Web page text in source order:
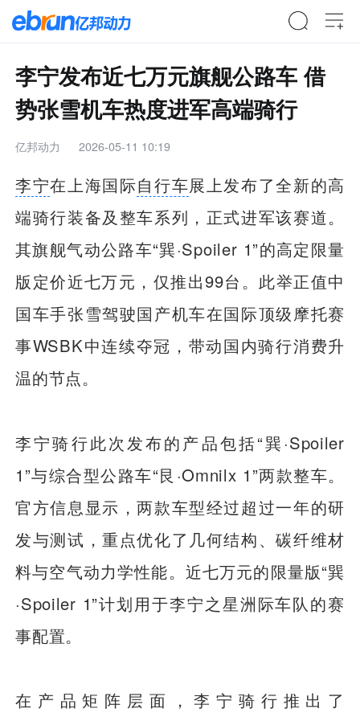
李宁发布近七万元旗舰公路车 借
势张雪机车热度进军高端骑行
亿邦动力 2026-05-11 10:19
李宁在上海国际自行车展上发布了全新的高
端骑行装备及整车系列，正式进军该赛道。
其旗舰气动公路车“巽·Spoiler 1”的高定限量
版定价近七万元，仅推出99台。此举正值中
国车手张雪驾驶国产机车在国际顶级摩托赛
事WSBK中连续夺冠，带动国内骑行消费升
温的节点。
李宁骑行此次发布的产品包括“巽·Spoiler
1”与综合型公路车“艮·Omnilx 1”两款整车。
官方信息显示，两款车型经过超过一年的研
发与测试，重点优化了几何结构、碳纤维材
料与空气动力学性能。近七万元的限量版“巽
·Spoiler 1”计划用于李宁之星洲际车队的赛
事配置。
在产品矩阵层面，李宁骑行推出了